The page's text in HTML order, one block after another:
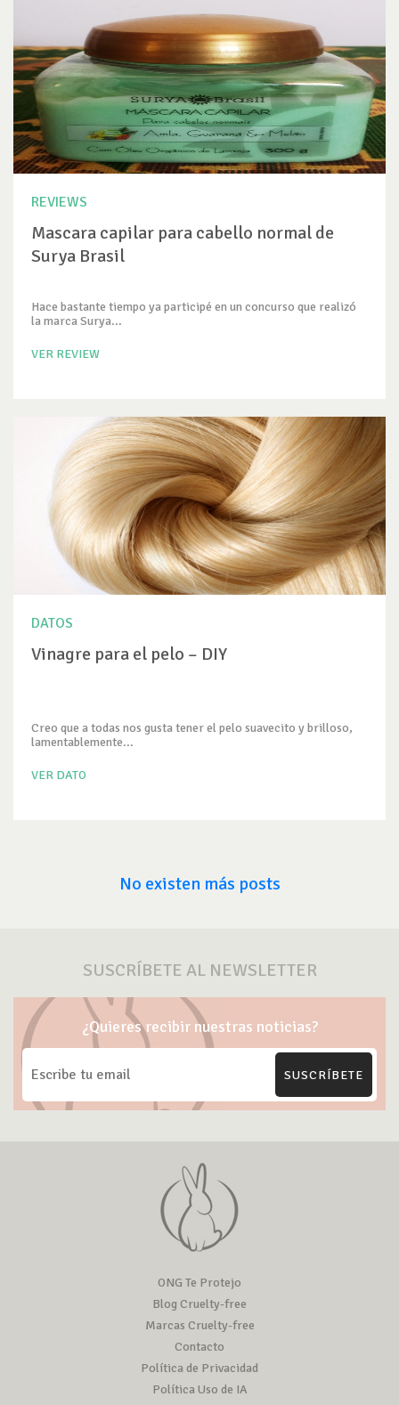
REVIEWS
Mascara capilar para cabello normal de
Surya Brasil
Hace bastante tiempo ya participé en un concurso que realizó
la marca Surya...
VER REVIEW
DATOS
Vinagre para el pelo – DIY
Creo que a todas nos gusta tener el pelo suavecito y brilloso,
lamentablemente...
VER DATO
No existen más posts
SUSCRÍBETE AL NEWSLETTER
¿Quieres recibir nuestras noticias?
SUSCRÍBETE
ONG Te Protejo
Blog Cruelty-free
Marcas Cruelty-free
Contacto
Política de Privacidad
Política Uso de IA